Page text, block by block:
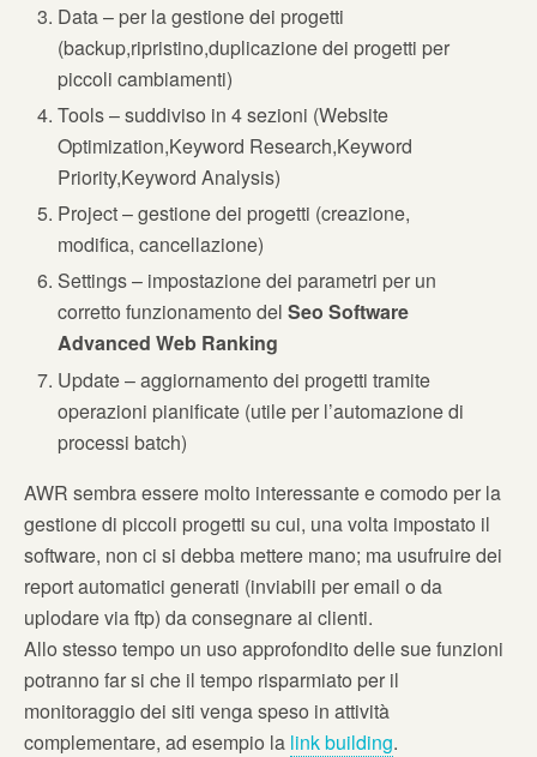
Data – per la gestione dei progetti
(backup,ripristino,duplicazione dei progetti per
piccoli cambiamenti)
Tools – suddiviso in 4 sezioni (Website
Optimization,Keyword Research,Keyword
Priority,Keyword Analysis)
Project – gestione dei progetti (creazione,
modifica, cancellazione)
Settings – impostazione dei parametri per un
corretto funzionamento delSeo Software
Advanced Web Ranking
Update – aggiornamento dei progetti tramite
operazioni pianificate (utile per l’automazione di
processi batch)
AWR sembra essere molto interessante e comodo per la
gestione di piccoli progetti su cui, una volta impostato il
software, non ci si debba mettere mano; ma usufruire dei
report automatici generati (inviabili per email o da
uplodare via ftp) da consegnare ai clienti.
Allo stesso tempo un uso approfondito delle sue funzioni
potranno far si che il tempo risparmiato per il
monitoraggio dei siti venga speso in attività
complementare, ad esempio la link building.